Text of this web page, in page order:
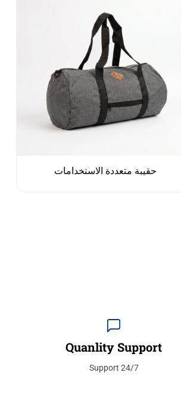
حقيبة متعددة الاستخدامات
Quanlity Support
24/7 Support